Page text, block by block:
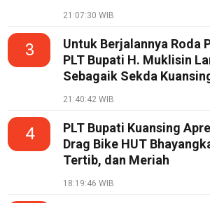
21:07:30 WIB
3
Untuk Berjalannya Roda
PLT Bupati H. Muklisin
Sebagaik Sekda
21:40:42 WIB
4
PLT Bupati Kuansing
Drag Bike HUT
Tertib, dan Meriah
18:19:46 WIB